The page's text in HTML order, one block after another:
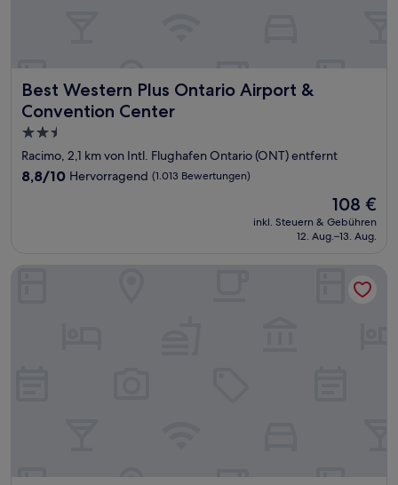
Best Western Plus Ontario Airport &
Convention Center
Best Western Plus Ontario Airport & Convention Center
2.5-
Sterne-
Unterkunft
Racimo, 2,1 km von Intl. Flughafen Ontario (ONT) entfernt
8.8
8,8/10 Hervorragend (1.013 Bewertungen)
Der
Preis
beträgt
108 €
inkl. Steuern & Gebühren
12. Aug.–13. Aug.